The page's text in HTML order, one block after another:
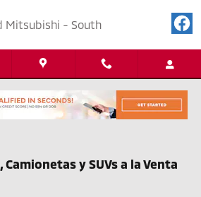
Mitsubishi - South
y SUVs a la Venta